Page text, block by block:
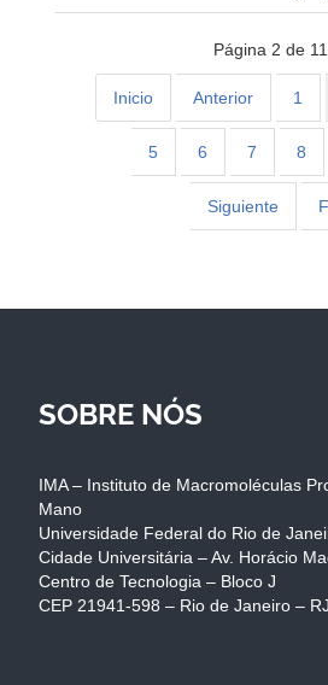
Página 2 de 11
Inicio Anterior 1
5 6 7 8
Siguiente
SOBRE NÓS
IMA – Instituto de Macromoléculas
Mano
Universidade Federal do Rio de
Cidade Universitária – Av. Horácio
Centro de Tecnologia – Bloco J
CEP 21941-598 – Rio de Janeiro –